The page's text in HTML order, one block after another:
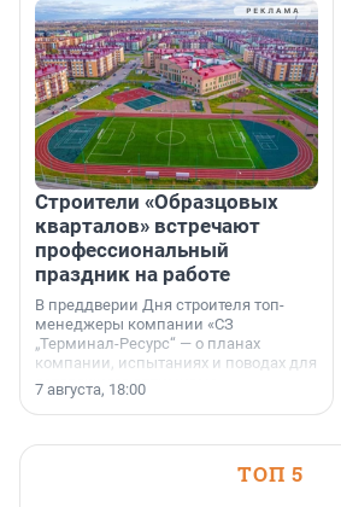
Строители «Образцовых
кварталов» встречают
профессиональный
праздник на работе
В преддверии Дня строителя топ-
менеджеры компании «СЗ
„Терминал-Ресурс“ — о планах
компании, испытаниях и поводах для
осторожного оптимизма.
7 августа, 18:00
ТОП 5